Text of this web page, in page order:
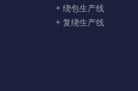
+ 绕包生产线
+ 复绕生产线